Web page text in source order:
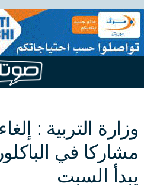
مشاركا في
يبدأ السبت